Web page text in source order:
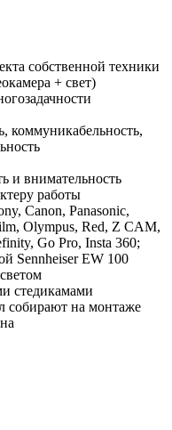
собственной техники
+ свет)
коммуникабельность,
и внимательность
работы
Canon, Panasonic,
Olympus, Red, Z CAM,
Go Pro, Insta 360;
Sennheiser EW 100
стедикамами
собирают на монтаже